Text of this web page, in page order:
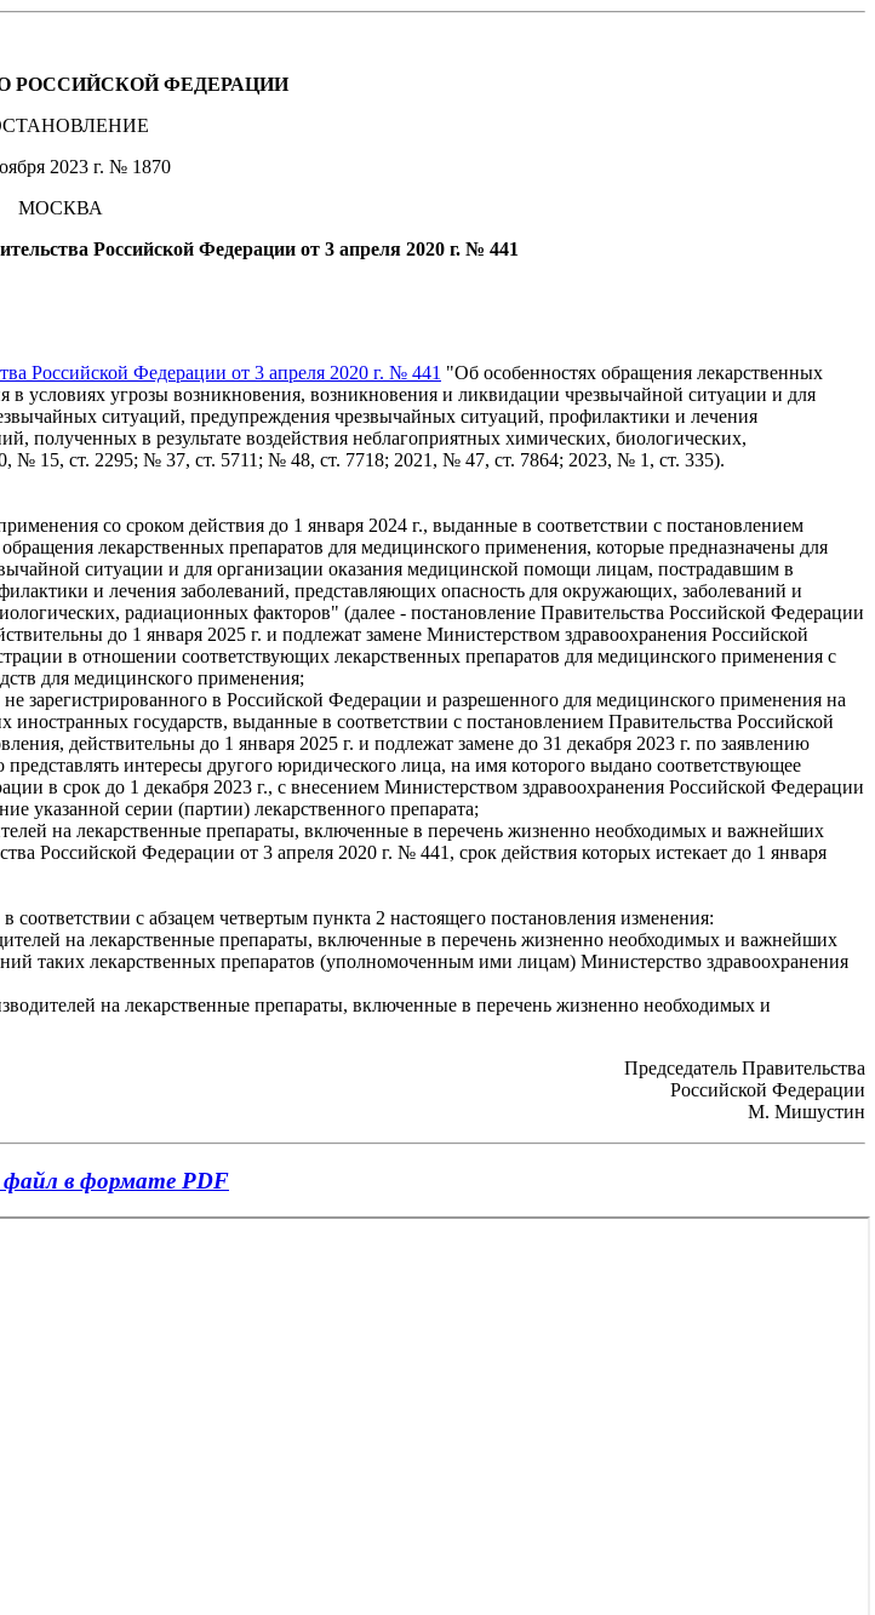
РОССИЙСКОЙ ФЕДЕРАЦИИ
2023 г. № 1870
МОСКВА
Российской Федерации от 3 апреля 2020 г. № 441
Российской Федерации от 3 апреля 2020 г. № 441 "Об особенностях обращения лекарственных
условиях угрозы возникновения, возникновения и ликвидации чрезвычайной ситуации и для
ситуаций, предупреждения чрезвычайных ситуаций, профилактики и лечения
полученных в результате воздействия неблагоприятных химических, биологических,
№ 15, ст. 2295; № 37, ст. 5711; № 48, ст. 7718; 2021, № 47, ст. 7864; 2023, № 1, ст. 335).
со сроком действия до 1 января 2024 г., выданные в соответствии с постановлением
лекарственных препаратов для медицинского применения, которые предназначены для
ситуации и для организации оказания медицинской помощи лицам, пострадавшим в
и лечения заболеваний, представляющих опасность для окружающих, заболеваний и
радиационных факторов" (далее - постановление Правительства Российской Федерации
до 1 января 2025 г. и подлежат замене Министерством здравоохранения Российской
в отношении соответствующих лекарственных препаратов для медицинского применения с
для медицинского применения;
зарегистрированного в Российской Федерации и разрешенного для медицинского применения на
государств, выданные в соответствии с постановлением Правительства Российской
действительны до 1 января 2025 г. и подлежат замене до 31 декабря 2023 г. по заявлению
интересы другого юридического лица, на имя которого выдано соответствующее
в срок до 1 декабря 2023 г., с внесением Министерством здравоохранения Российской Федерации
указанной серии (партии) лекарственного препарата;
на лекарственные препараты, включенные в перечень жизненно необходимых и важнейших
Российской Федерации от 3 апреля 2020 г. № 441, срок действия которых истекает до 1 января
с абзацем четвертым пункта 2 настоящего постановления изменения:
на лекарственные препараты, включенные в перечень жизненно необходимых и важнейших
таких лекарственных препаратов (уполномоченным ими лицам) Министерство здравоохранения
на лекарственные препараты, включенные в перечень жизненно необходимых и
Председатель Правительства
Российской Федерации
М. Мишустин
файл в формате PDF